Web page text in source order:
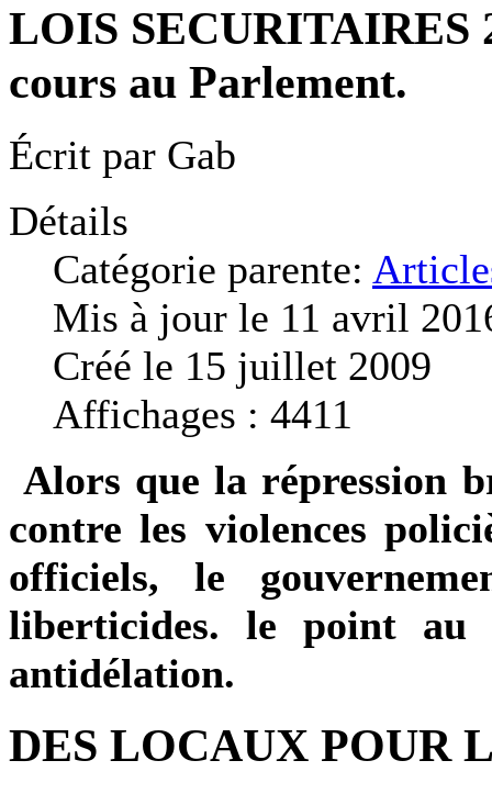
LOIS SECURITAIRES
cours au Parlement.
Écrit par Gab
Détails
Catégorie parente:
Mis à jour le 11 avril
Créé le 15 juillet 2009
Affichages : 4411
Alors que la répression
contre les violences
officiels, le
liberticides. le point au
antidélation.
DES LOCAUX POUR